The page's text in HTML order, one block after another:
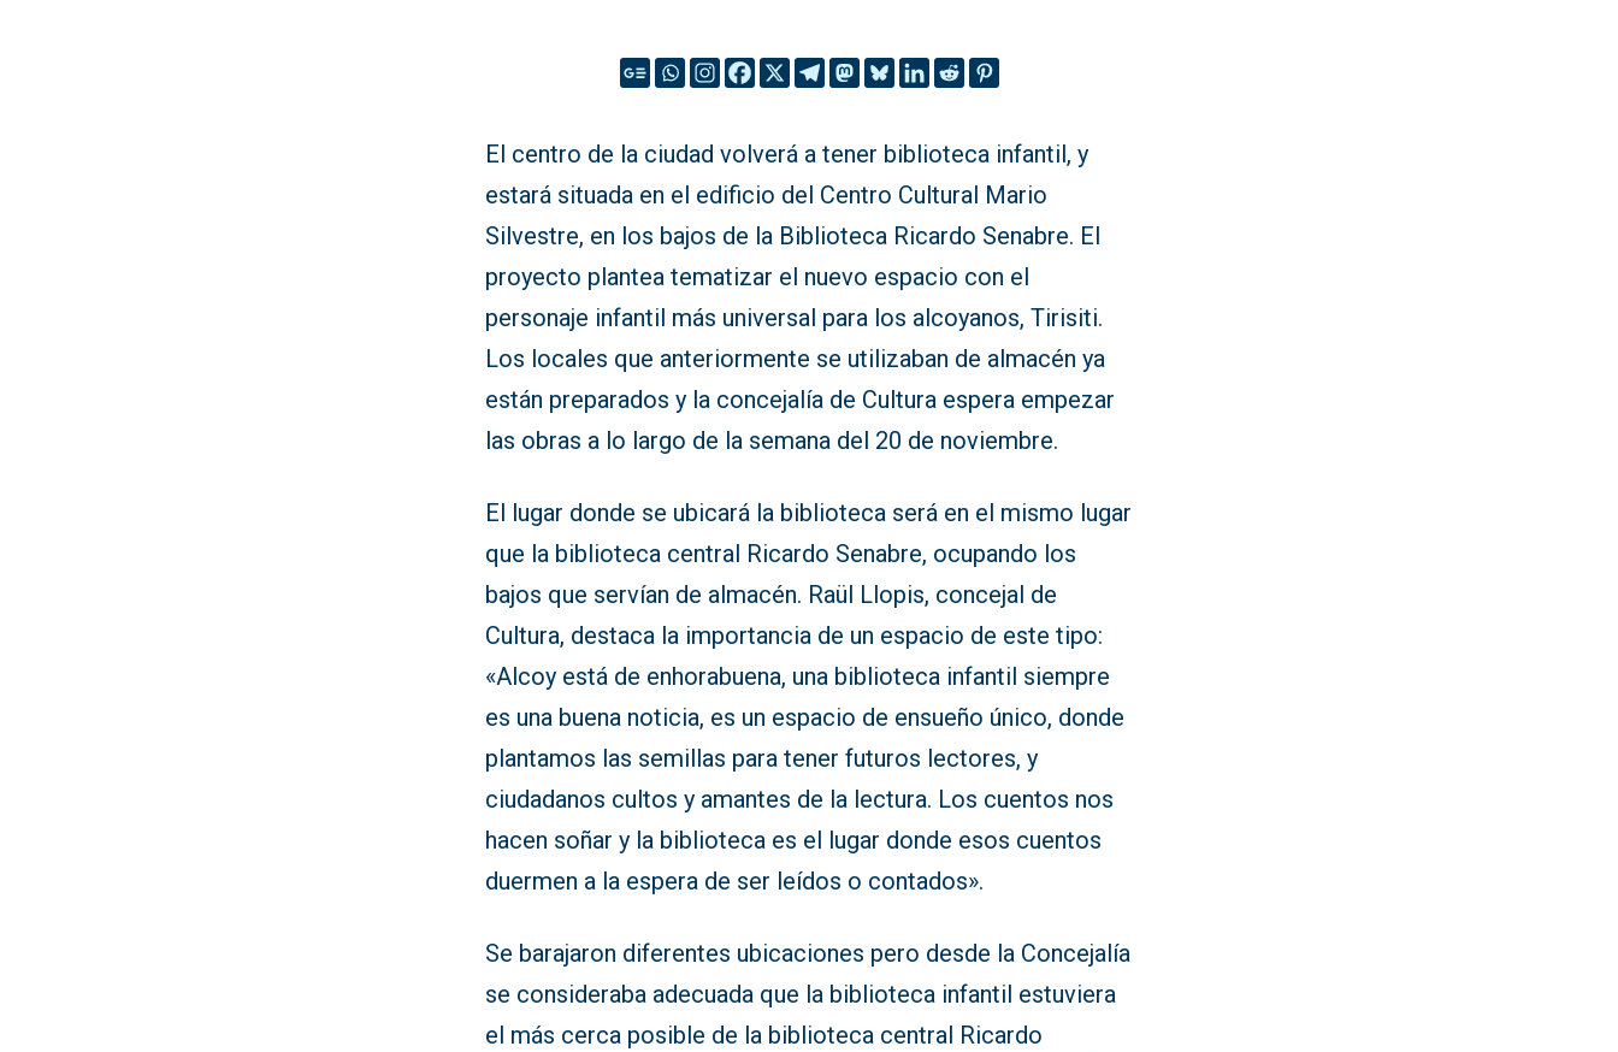
El centro de la ciudad volverá a tener biblioteca infantil, y
estará situada en el edificio del Centro Cultural Mario
Silvestre, en los bajos de la Biblioteca Ricardo Senabre. El
proyecto plantea tematizar el nuevo espacio con el
personaje infantil más universal para los alcoyanos, Tirisiti.
Los locales que anteriormente se utilizaban de almacén ya
están preparados y la concejalía de Cultura espera empezar
las obras a lo largo de la semana del 20 de noviembre.
El lugar donde se ubicará la biblioteca será en el mismo lugar
que la biblioteca central Ricardo Senabre, ocupando los
bajos que servían de almacén. Raül Llopis, concejal de
Cultura, destaca la importancia de un espacio de este tipo:
«Alcoy está de enhorabuena, una biblioteca infantil siempre
es una buena noticia, es un espacio de ensueño único, donde
plantamos las semillas para tener futuros lectores, y
ciudadanos cultos y amantes de la lectura. Los cuentos nos
hacen soñar y la biblioteca es el lugar donde esos cuentos
duermen a la espera de ser leídos o contados».
Se barajaron diferentes ubicaciones pero desde la Concejalía
se consideraba adecuada que la biblioteca infantil estuviera
el más cerca posible de la biblioteca central Ricardo